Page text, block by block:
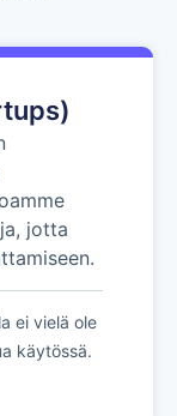
jotta
ei vielä ole
käytössä.